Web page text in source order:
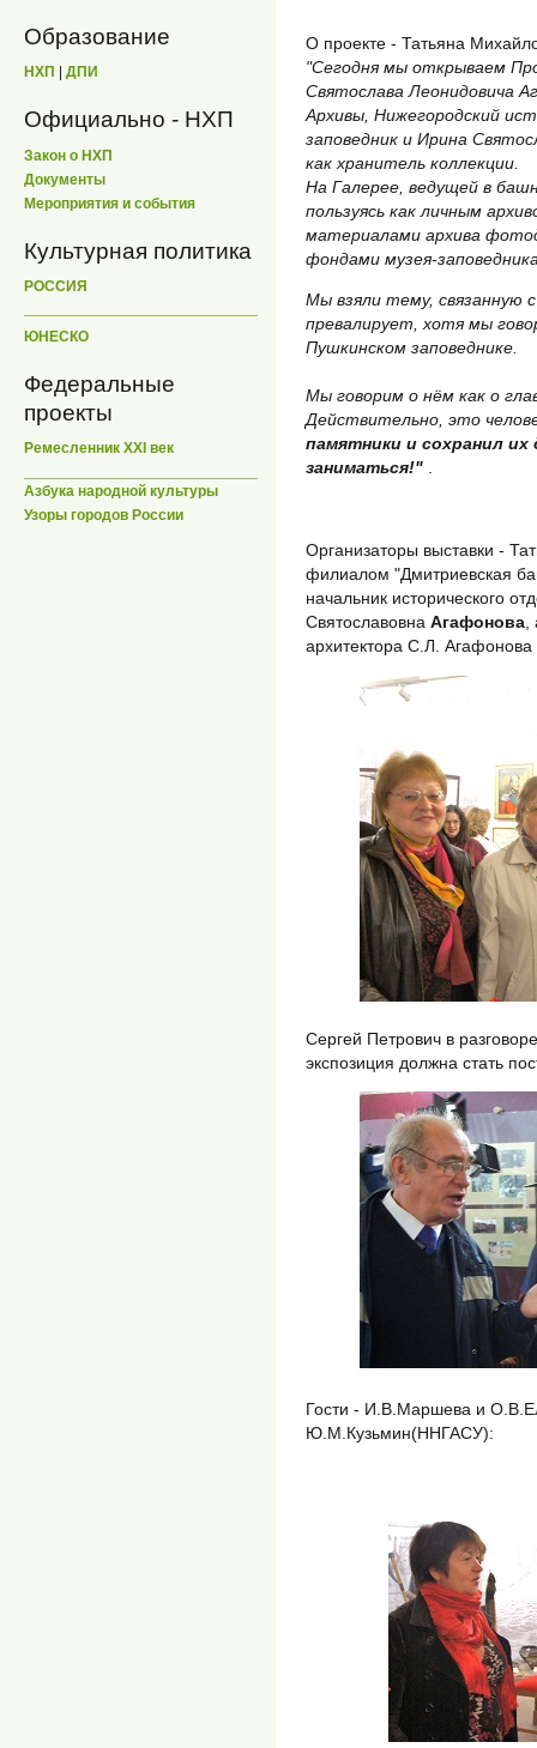
Образование
НХП ДПИ
Официально - НХП
Закон о НХП
Документы
Мероприятия и события
Культурная политика
РОССИЯ
ЮНЕСКО
Федеральные
проекты
Ремесленник XXI век
Азбука народной культуры
Узоры городов России
О проекте - Татьяна
"Сегодня мы открываем
Святослава Леонидовича
Архивы, Нижегородский
заповедник и Ирина
как хранитель коллекции.
На Галерее, ведущей в
пользуясь как личным
материалами архива
фондами музея-
Мы взяли тему, связанную
превалирует, хотя мы
Пушкинском заповеднике.
Мы говорим о нём как о
Действительно, это
памятники и сохранил
заниматься!" .
Организаторы выставки -
филиалом "Дмитриевская
начальник исторического
Святославовна Агафонова,
архитектора С.Л.
Сергей Петрович в
экспозиция должна стать
Гости - И.В.Маршева и
Ю.М.Кузьмин(ННГАСУ):